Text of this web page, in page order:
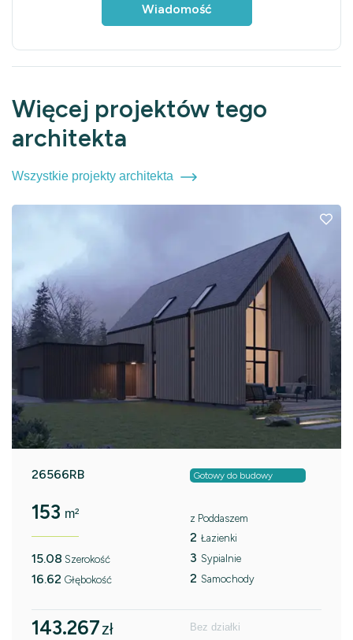
Wiadomość
Więcej projektów tego
architekta
Wszystkie projekty architekta
26566RB Gotowy do budowy
153 m²
15.08 Szerokość
16.62 Głębokość
z Poddaszem
2 Łazienki
3 Sypialnie
2 Samochody
143.267zł Bez działki